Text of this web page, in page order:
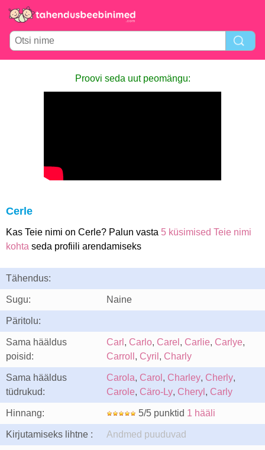
Proovi seda uut peomängu:
Cerle
Kas Teie nimi on Cerle? Palun vasta 5 küsimised Teie nimi
kohta seda profiili arendamiseks
Tähendus:
Sugu: Naine
Päritolu:
Sama hääldus
poisid:
Carl , Carlo, Carel , Carlie, Carlye,
Carroll , Cyril , Charly
Sama hääldus
tüdrukud:
Carola, Carol , Charley, Cherly,
Carole, Cäro-Ly, Cheryl , Carly
Hinnang: 5/5 punktid 1 hääli
Kirjutamiseks lihtne : Andmed puuduvad